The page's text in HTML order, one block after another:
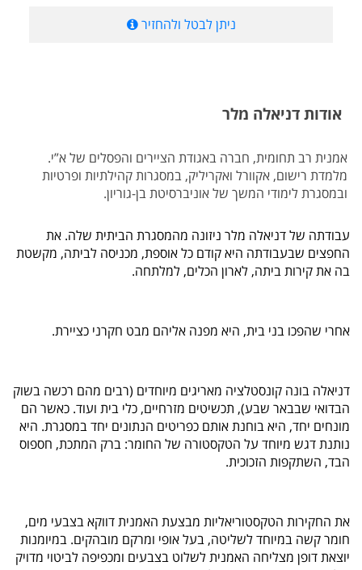
ניתן לבטל ולהחזיר
אודות דניאלה מלר
אמנית רב תחומית, חברה באגודת הציירים והפסלים של א”י.
מלמדת רישום, אקוורל ואקריליק, במסגרות קהילתיות ופרטיות
ובמסגרת לימודי המשך של אוניברסיטת בן-גוריון.
בה את קירות ביתה, לארון הכלים, למלתחה.
אחרי שהפכו בני בית, היא מפנה אליהם מבט חקרני כציירת.
הבד, השתקפות הזכוכית.